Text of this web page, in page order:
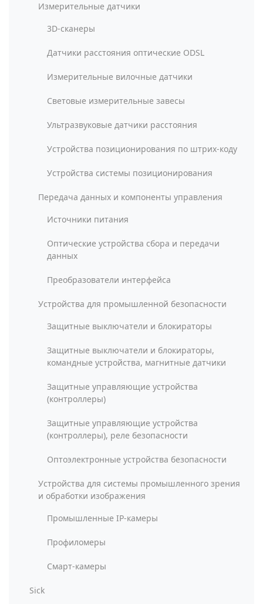
Измерительные датчики
3D-сканеры
Датчики расстояния оптические ODSL
Измерительные вилочные датчики
Световые измерительные завесы
Ультразвуковые датчики расстояния
Устройства позиционирования по штрих-коду
Устройства системы позиционирования
Передача данных и компоненты управления
Источники питания
Оптические устройства сбора и передачи
данных
Преобразователи интерфейса
Устройства для промышленной безопасности
Защитные выключатели и блокираторы
Защитные выключатели и блокираторы,
командные устройства, магнитные датчики
Защитные управляющие устройства
(контроллеры)
Защитные управляющие устройства
(контроллеры), реле безопасности
Оптоэлектронные устройства безопасности
Устройства для системы промышленного зрения
и обработки изображения
Промышленные IP-камеры
Профиломеры
Смарт-камеры
Sick